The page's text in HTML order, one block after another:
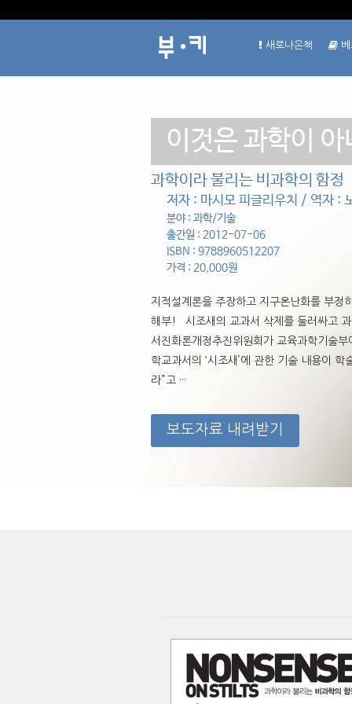
새로나온책
이것은 과학이 아
과학이라 불리는 비과학의 함정
저자 : 마시모 피글리우치 / 역자 :
분야 : 과학/기술
출간일 : 2012-07-06
ISBN : 9788960512207
가격 : 20,000원
지적설계론을 주장하고 지구온난화를 부정
해부! 시조새의 교과서 삭제를 둘러싸고
서진화론개정추진위원회가 교육과학기술
학교과서의 ‘시조새’에 관한 기술 내용이
라”고 ···
보도자료 내려받기